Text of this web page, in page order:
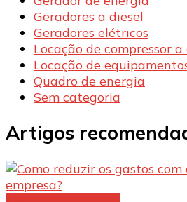
Geradores a diesel
Geradores elétricos
Locação de compressor a
Locação de
Quadro de energia
Sem categoria
Artigos